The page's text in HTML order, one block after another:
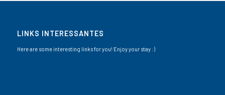
LINKS INTERESSANTES
Here are some interesting links for you! Enjoy your stay :)